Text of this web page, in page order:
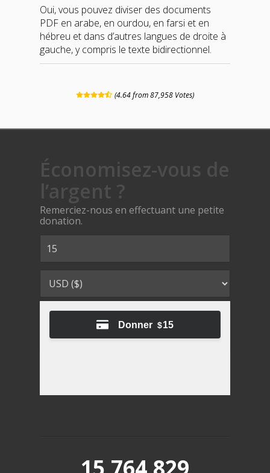
Oui, vous pouvez diviser des documents
PDF en arabe, en ourdou, en farsi et en
hébreu et dans d’autres langues de droite à
gauche, y compris le texte bidirectionnel.
(4.64 from 87,958 Votes)
Économisez-vous de
l’argent ?
Remerciez-nous en effectuant une petite
donation.
Donner $15